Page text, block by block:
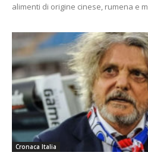
alimenti di origine cinese, rumena e
Cronaca Italia